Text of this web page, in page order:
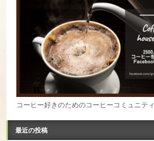
コーヒー好きのためのコーヒーコミュニティ
最近の投稿